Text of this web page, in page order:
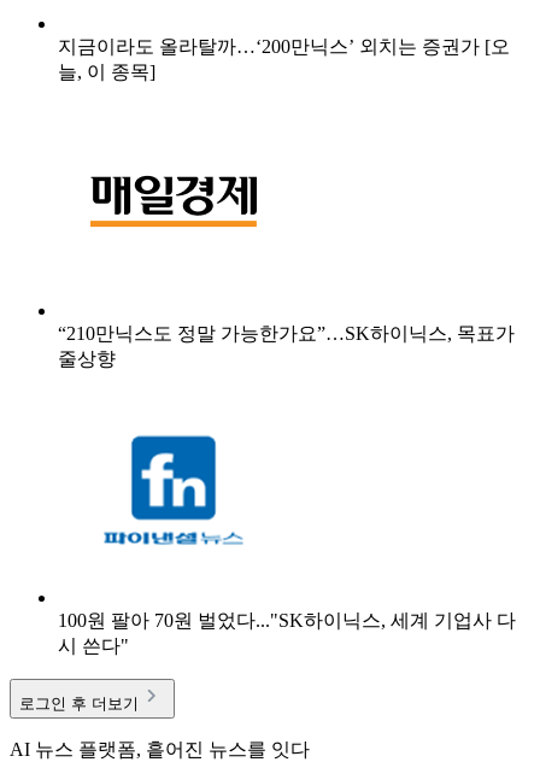
지금이라도 올라탈까…‘200만닉스’ 외치는 증권가 [오
늘, 이 종목]
“210만닉스도 정말 가능한가요”…SK하이닉스, 목표가
줄상향
100원 팔아 70원 벌었다..."SK하이닉스, 세계 기업사 다
시 쓴다"
로그인 후 더보기
AI 뉴스 플랫폼, 흩어진 뉴스를 잇다